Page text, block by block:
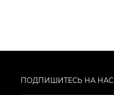
ПОДПИШИТЕСЬ НА НАС